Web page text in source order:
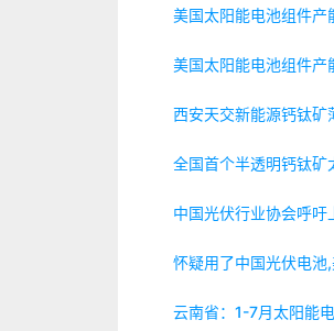
美国太阳能电池组件产
美国太阳能电池组件产
西安天交新能源钙钛矿
全国首个半透明钙钛矿
中国光伏行业协会呼
怀疑用了中国光伏电池
云南省：1-7月太阳能